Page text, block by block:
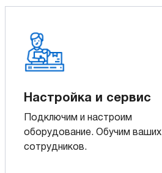
Настройка и сервис
Подключим и настроим
оборудование. Обучим ваших
сотрудников.